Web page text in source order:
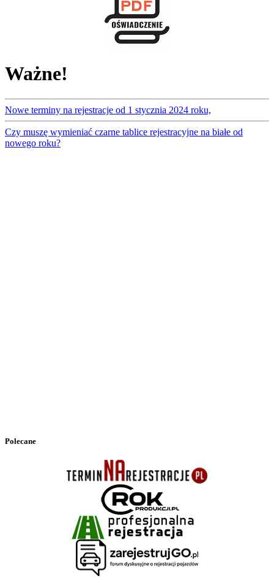
Ważne!
Nowe terminy na rejestracje od 1 stycznia 2024 roku,
Czy muszę wymieniać czarne tablice rejestracyjne na białe od
nowego roku?
Polecane